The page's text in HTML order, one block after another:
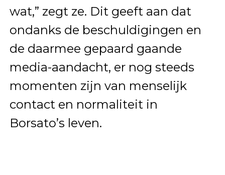
wat,” zegt ze. Dit geeft aan dat
ondanks de beschuldigingen en
de daarmee gepaard gaande
media-aandacht, er nog steeds
momenten zijn van menselijk
contact en normaliteit in
Borsato’s leven.